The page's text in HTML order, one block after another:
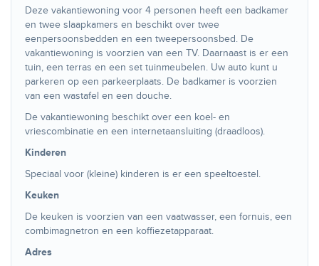
Deze vakantiewoning voor 4 personen heeft een badkamer
en twee slaapkamers en beschikt over twee
eenpersoonsbedden en een tweepersoonsbed. De
vakantiewoning is voorzien van een TV. Daarnaast is er een
tuin, een terras en een set tuinmeubelen. Uw auto kunt u
parkeren op een parkeerplaats. De badkamer is voorzien
van een wastafel en een douche.
De vakantiewoning beschikt over een koel- en
vriescombinatie en een internetaansluiting (draadloos).
Kinderen
Speciaal voor (kleine) kinderen is er een speeltoestel.
Keuken
De keuken is voorzien van een vaatwasser, een fornuis, een
combimagnetron en een koffiezetapparaat.
Adres